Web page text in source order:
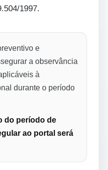
1997.
e
a observância
à
durante o período
do período de
ao portal será